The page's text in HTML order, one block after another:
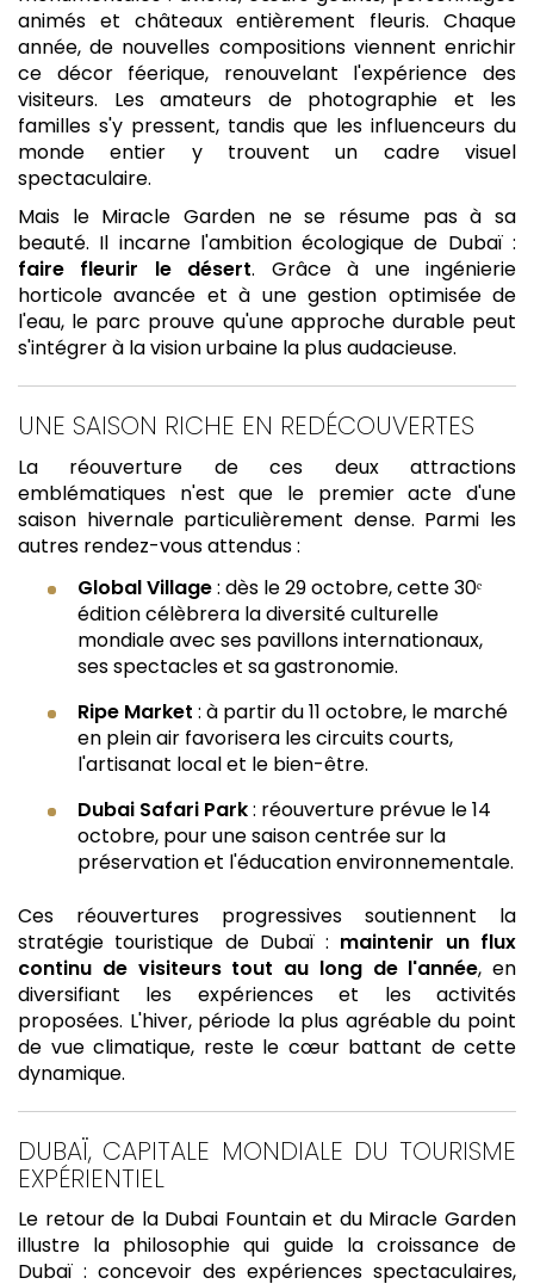
animés et châteaux entièrement fleuris. Chaque
année, de nouvelles compositions viennent enrichir
ce décor féerique, renouvelant l'expérience des
visiteurs. Les amateurs de photographie et les
familles s'y pressent, tandis que les influenceurs du
monde entier y trouvent un cadre visuel
spectaculaire.
Mais le Miracle Garden ne se résume pas à sa
beauté. Il incarne l'ambition écologique de Dubaï :
faire fleurir le désert. Grâce à une ingénierie
horticole avancée et à une gestion optimisée de
l'eau, le parc prouve qu'une approche durable peut
s'intégrer à la vision urbaine la plus audacieuse.
UNE SAISON RICHE EN REDÉCOUVERTES
La réouverture de ces deux attractions
emblématiques n'est que le premier acte d'une
saison hivernale particulièrement dense. Parmi les
autres rendez-vous attendus :
Global Village: dès le 29 octobre, cette 30ᵉ
édition célèbrera la diversité culturelle
mondiale avec ses pavillons internationaux,
ses spectacles et sa gastronomie.
Ripe Market : à partir du 11 octobre, le marché
en plein air favorisera les circuits courts,
l'artisanat local et le bien-être.
Dubai Safari Park: réouverture prévue le 14
octobre, pour une saison centrée sur la
préservation et l'éducation environnementale.
Ces réouvertures progressives soutiennent la
stratégie touristique de Dubaï : maintenir un flux
continu de visiteurs tout au long de l'année, en
diversifiant les expériences et les activités
proposées. L'hiver, période la plus agréable du point
de vue climatique, reste le cœur battant de cette
dynamique.
DUBAÏ, CAPITALE MONDIALE DU TOURISME
EXPÉRIENTIEL
Le retour de la Dubai Fountain et du Miracle Garden
illustre la philosophie qui guide la croissance de
Dubaï : concevoir des expériences spectaculaires,